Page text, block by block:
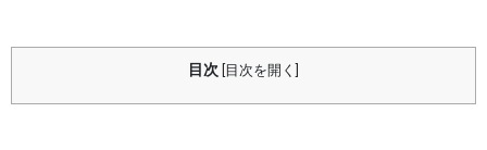
目次 目次を開く